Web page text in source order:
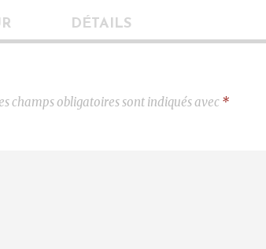
DÉTAILS
champs obligatoires sont indiqués avec *